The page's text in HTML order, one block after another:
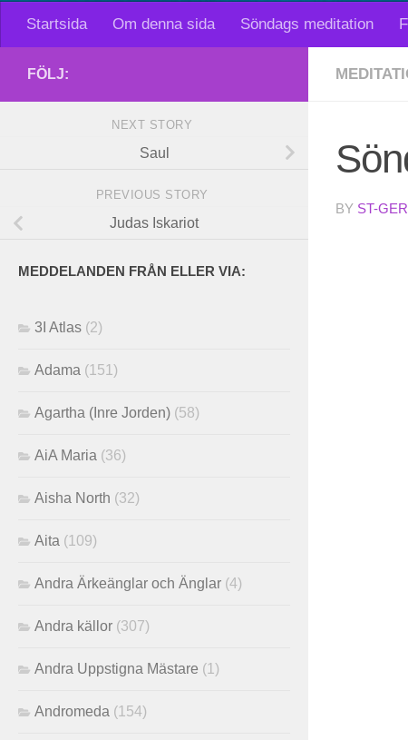
Startsida Om denna sida Söndags meditation
BY ST-
FÖLJ:
NEXT STORY
Saul
PREVIOUS STORY
Judas Iskariot
MEDDELANDEN FRÅN ELLER VIA:
3I Atlas (2)
Adama (151)
Agartha (Inre Jorden) (58)
AiA Maria (36)
Aisha North (32)
Aita (109)
Andra Ärkeänglar och Änglar (4)
Andra källor (307)
Andra Uppstigna Mästare (1)
Andromeda (154)